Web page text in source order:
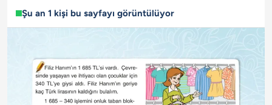
Şu an 1 kişi bu sayfayı görüntülüyor